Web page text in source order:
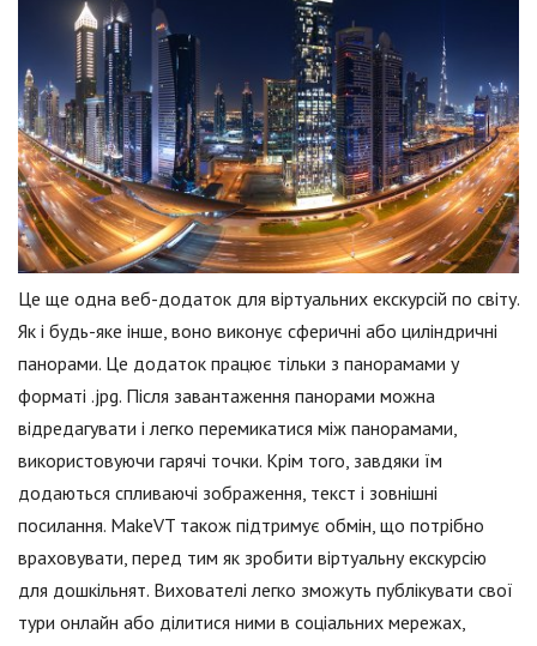
Це ще одна веб-додаток для віртуальних екскурсій по світу.
Як і будь-яке інше, воно виконує сферичні або циліндричні
панорами. Це додаток працює тільки з панорамами у
форматі .jpg. Після завантаження панорами можна
відредагувати і легко перемикатися між панорамами,
використовуючи гарячі точки. Крім того, завдяки їм
додаються спливаючі зображення, текст і зовнішні
посилання. MakeVT також підтримує обмін, що потрібно
враховувати, перед тим як зробити віртуальну екскурсію
для дошкільнят. Вихователі легко зможуть публікувати свої
тури онлайн або ділитися ними в соціальних мережах,